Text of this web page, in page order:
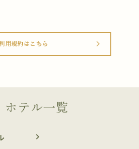
用規約はこちら arrow_forward_ios
ホテル一覧
navigate_next